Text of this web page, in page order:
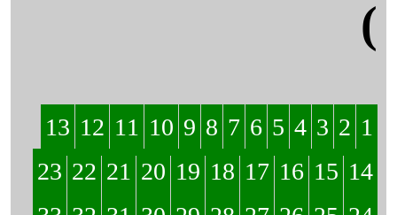
2
3
4
5
6
7
8
9
10
11
12
13
14
15
16
17
18
19
20
21
22
23